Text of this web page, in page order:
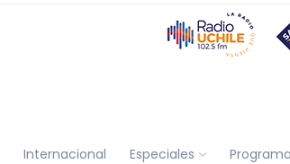
Internacional Especiales